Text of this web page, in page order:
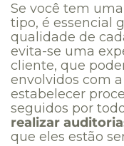
Se você tem
tipo, é essencial
qualidade de
evita-se uma
cliente, que
envolvidos com
estabelecer
seguidos por
realizar
que eles estão